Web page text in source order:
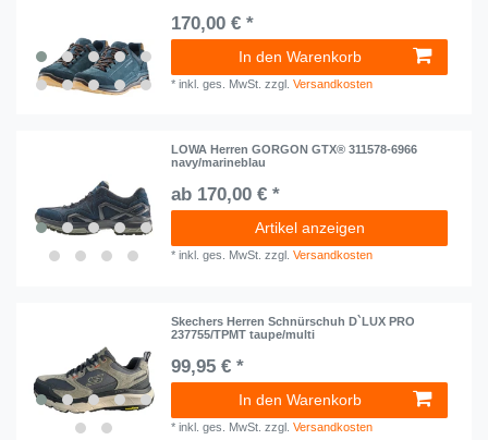
170,00 € *
In den Warenkorb
*inkl. ges. MwSt. zzgl.Versandkosten
LOWA Herren GORGON GTX® 311578-6966
navy/marineblau
ab 170,00 € *
Artikel anzeigen
*inkl. ges. MwSt. zzgl.Versandkosten
Skechers Herren Schnürschuh D`LUX PRO
237755/TPMT taupe/multi
99,95 € *
In den Warenkorb
*inkl. ges. MwSt. zzgl.Versandkosten